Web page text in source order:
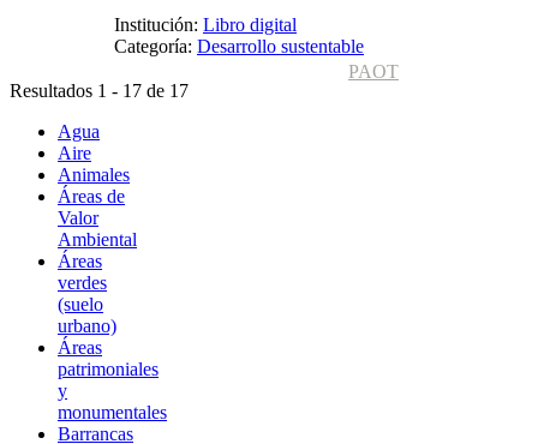
Institución: Libro digital
Categoría: Desarrollo sustentable
PAOT
Resultados 1 - 17 de 17
Agua
Aire
Animales
Áreas de
Valor
Ambiental
Áreas
verdes
(suelo
urbano)
Áreas
patrimoniales
y
monumentales
Barrancas